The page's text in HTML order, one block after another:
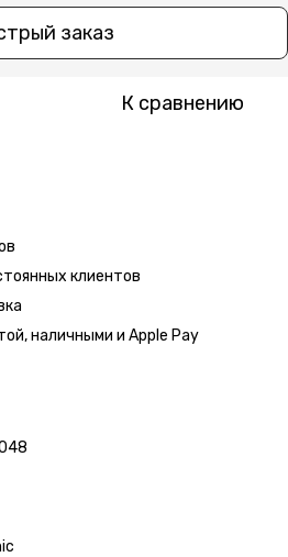
заказ
К сравнению
клиентов
наличными и Apple Pay